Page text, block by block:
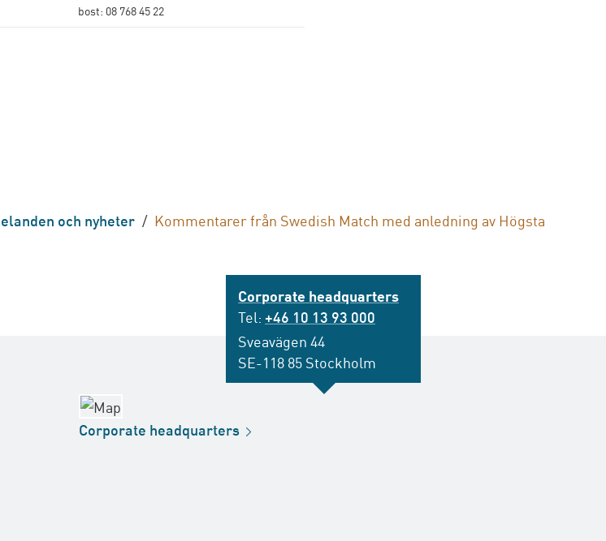
bost: 08 768 45 22
och nyheter / Kommentarer från Swedish Match med anledning av Högsta
Corporate headquarters
Tel: +46 10 13 93 000
Sveavägen 44
SE-118 85 Stockholm
Corporate headquarters